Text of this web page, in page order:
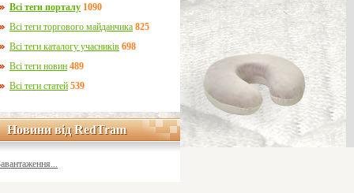
Всі теги порталу 1090
Всі теги торгового майданчика 825
Всі теги каталогу учасників 698
Всі теги новин 489
Всі теги статей 539
Новини від RedTram
Новини від RedTram